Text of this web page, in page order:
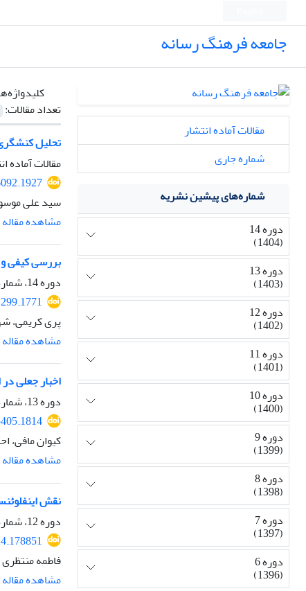
جامعه فرهنگ رسانه
تعداد مقالات:
تحلیل
مقالات آماده
سید علی
مشاهده مقاله
بررسی کیفی و
دوره 14، شماره 57، زمستان 1404، صفحه
پری کریمی،
مشاهده مقاله
اخبار جعلی
دوره 13، شماره 52، پاییز 1403، صفحه
کیوان مافی،
مشاهده مقاله
نقش
دوره 12، شماره 49، زمستان 1402، صفحه
فاطمه
مشاهده مقاله
مقالات آماده انتشار
شماره جاری
شماره‌های پیشین نشریه
دوره 14
(1404)
دوره 13
(1403)
دوره 12
(1402)
دوره 11
(1401)
دوره 10
(1400)
دوره 9
(1399)
دوره 8
(1398)
دوره 7
(1397)
دوره 6
(1396)